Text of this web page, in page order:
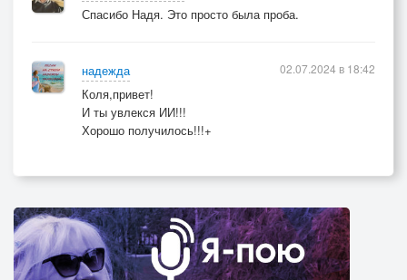
Спасибо Надя. Это просто была проба.
надежда
Коля,привет!
И ты увлекся ИИ!!!
Хорошо получилось!!!+
02.07.2024 в 18:42